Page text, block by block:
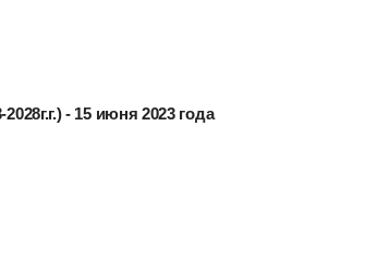
- 15 июня 2023 года